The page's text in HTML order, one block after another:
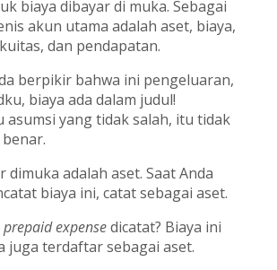
biaya dibayar di muka. Sebagai
akun utama adalah aset, biaya,
dan pendapatan.
berpikir bahwa ini pengeluaran,
biaya ada dalam judul!
asumsi yang tidak salah, itu tidak
dimuka adalah aset. Saat Anda
biaya ini, catat sebagai aset.
prepaid expensedicatat? Biaya ini
juga terdaftar sebagai aset.